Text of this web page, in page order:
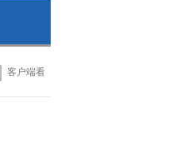
客户端看